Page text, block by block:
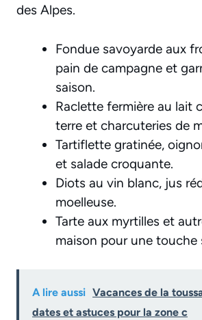
des Alpes.
Fondue savoyarde aux
pain de campagne et
saison.
Raclette fermière au lait
terre et charcuteries de
Tartiflette gratinée,
et salade croquante.
Diots au vin blanc, jus
moelleuse.
Tarte aux myrtilles et
maison pour une touche
A lire aussi Vacances de la
dates et astuces pour la zone c